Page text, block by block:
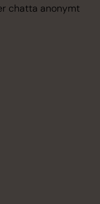
chatta anonymt